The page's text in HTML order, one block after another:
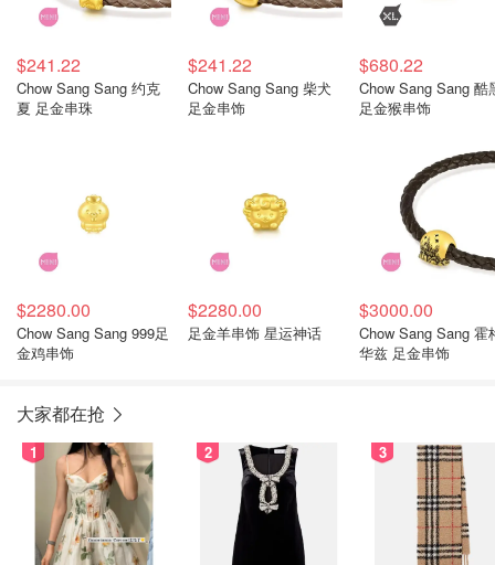
$241.22
Chow Sang Sang 约克
夏 足金串珠
$241.22
Chow Sang Sang 柴犬
足金串饰
$680.22
Chow Sang Sang 酷
足金猴串饰
$2280.00
Chow Sang Sang 999足
金鸡串饰
$2280.00
足金羊串饰 星运神话
$3000.00
Chow Sang Sang 霍
华兹 足金串饰
大家都在抢
1 2 3